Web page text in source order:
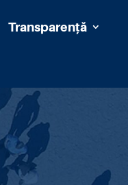
Transparență